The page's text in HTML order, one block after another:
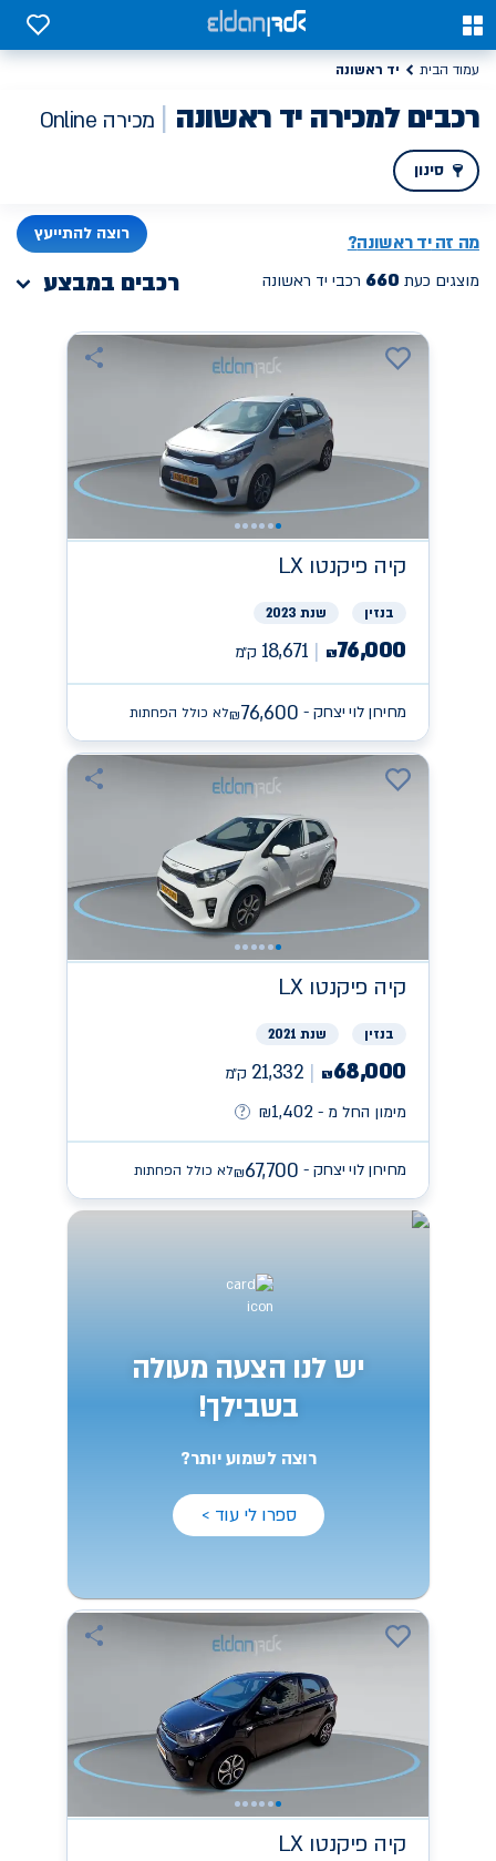
0
0
עמוד הבית יד ראשונה
רכבים למכירה יד ראשונה מכירה Online
סינון
מה זהיד ראשונה? רוצה להתייעץ
מוצגים כעת רכבי יד ראשונה רכבים במבצע
קיה פיקנטו LX
בנזין שנת 2023
₪76,000
18,671 ק״מ
מחירון לוי יצחק - ₪76,600 לא כולל הפחתות
קיה פיקנטו LX
בנזין שנת 2021
₪68,000
21,332 ק״מ
מימון החל מ -
₪1,402
מחירון לוי יצחק - ₪67,700 לא כולל הפחתות
יש לנו הצעה מעולה
בשבילך!
רוצה לשמוע יותר?
ספרו לי עוד >
קיה פיקנטו LX